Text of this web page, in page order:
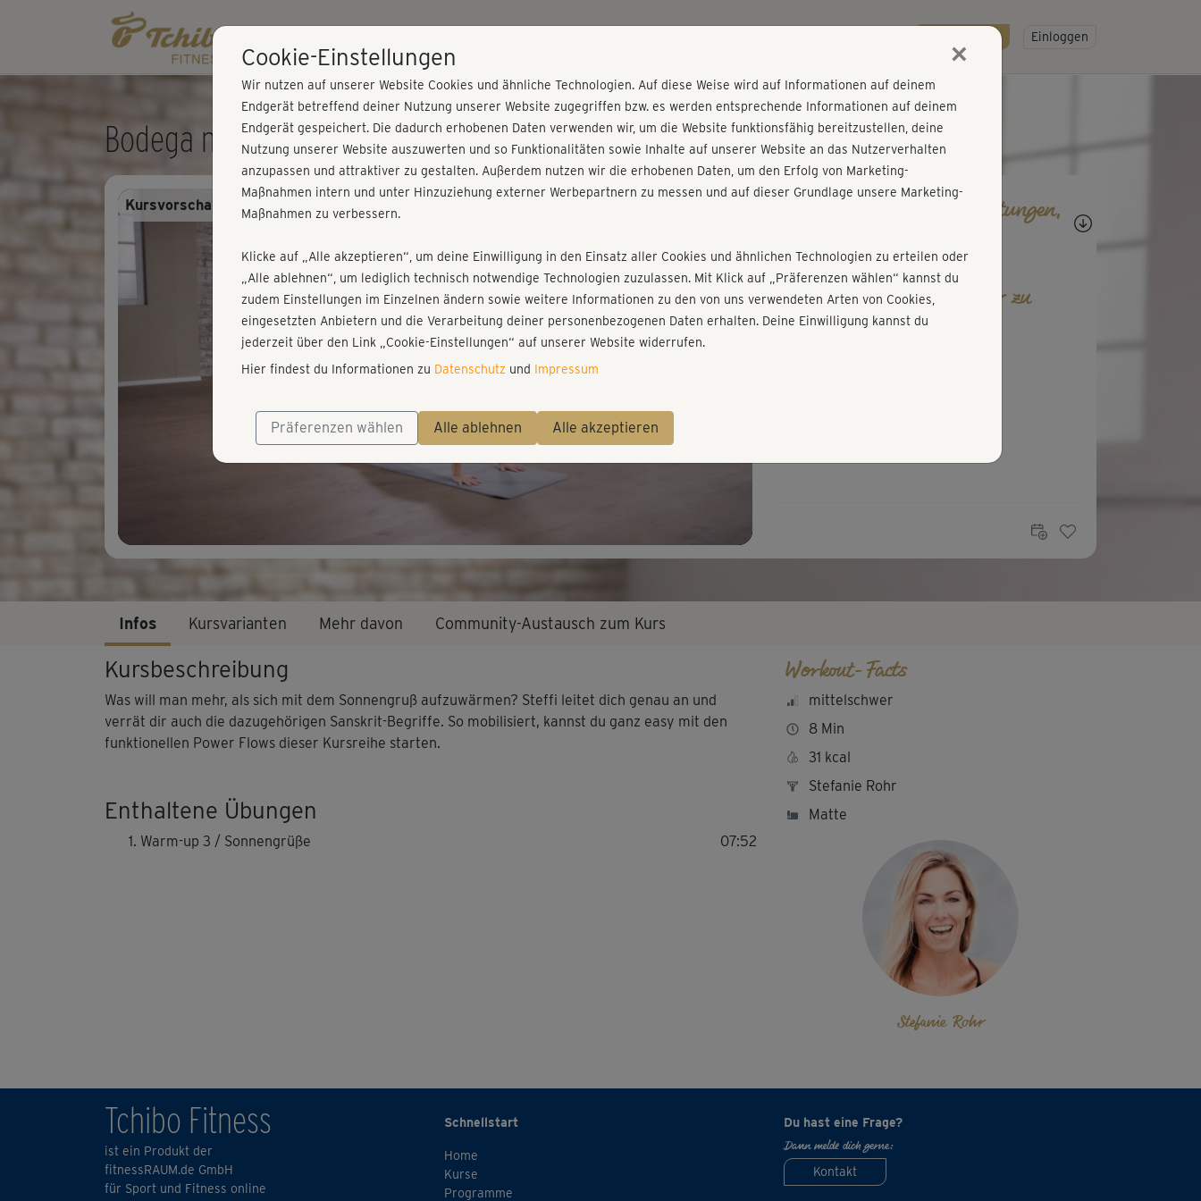
Gratis testen! Einloggen
Bodega moves® - Warm-up 3
Play
Video
Kursvorschau - Anmelden und alles trainieren!
Fragen, Antworten, Bewertungen,
Gib den ersten Kommentar zu
diesem Kurs ab!
Infos Kursvarianten Mehr davon Community-Austausch zum Kurs
Kursbeschreibung
Was will man mehr, als sich mit dem Sonnengruß aufzuwärmen? Steffi leitet dich genau an und
verrät dir auch die dazugehörigen Sanskrit-Begriffe. So mobilisiert, kannst du ganz easy mit den
funktionellen Power Flows dieser Kursreihe starten.
Enthaltene Übungen
Warm-up 3 / Sonnengrüße 07:52
Workout-Facts
mittelschwer
8 Min
31 kcal
Stefanie Rohr
Matte
Stefanie Rohr
Tchibo Fitness
ist ein Produkt der
fitnessRAUM.de GmbH
für Sport und Fitness online
Schnellstart
Home
Kurse
Programme
Du hast eine Frage?
Dann melde dich gerne:
Kontakt
Cookie-Einstellungen ×
Wir nutzen auf unserer Website Cookies und ähnliche Technologien. Auf diese Weise wird auf Informationen auf deinem
Endgerät betreffend deiner Nutzung unserer Website zugegriffen bzw. es werden entsprechende Informationen auf deinem
Endgerät gespeichert. Die dadurch erhobenen Daten verwenden wir, um die Website funktionsfähig bereitzustellen, deine
Nutzung unserer Website auszuwerten und so Funktionalitäten sowie Inhalte auf unserer Website an das Nutzerverhalten
anzupassen und attraktiver zu gestalten. Außerdem nutzen wir die erhobenen Daten, um den Erfolg von Marketing-
Maßnahmen intern und unter Hinzuziehung externer Werbepartnern zu messen und auf dieser Grundlage unsere Marketing-
Maßnahmen zu verbessern.
Klicke auf „Alle akzeptieren“, um deine Einwilligung in den Einsatz aller Cookies und ähnlichen Technologien zu erteilen oder
„Alle ablehnen“, um lediglich technisch notwendige Technologien zuzulassen. Mit Klick auf „Präferenzen wählen“ kannst du
zudem Einstellungen im Einzelnen ändern sowie weitere Informationen zu den von uns verwendeten Arten von Cookies,
eingesetzten Anbietern und die Verarbeitung deiner personenbezogenen Daten erhalten. Deine Einwilligung kannst du
jederzeit über den Link „Cookie-Einstellungen“ auf unserer Website widerrufen.
Hier findest du Informationen zu Datenschutz und Impressum
Präferenzen wählen Alle ablehnen Alle akzeptieren